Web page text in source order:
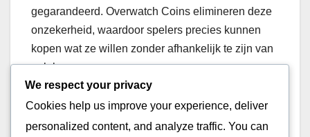
gegarandeerd. Overwatch Coins elimineren deze
onzekerheid, waardoor spelers precies kunnen
kopen wat ze willen zonder afhankelijk te zijn van
geluk.
Spelers kunnen loot boxes verdienen via
gameplay, maar ze kunnen er ook voor kiezen om
We respect your privacy
Cookies help us improve your experience, deliver
personalized content, and analyze traffic. You can